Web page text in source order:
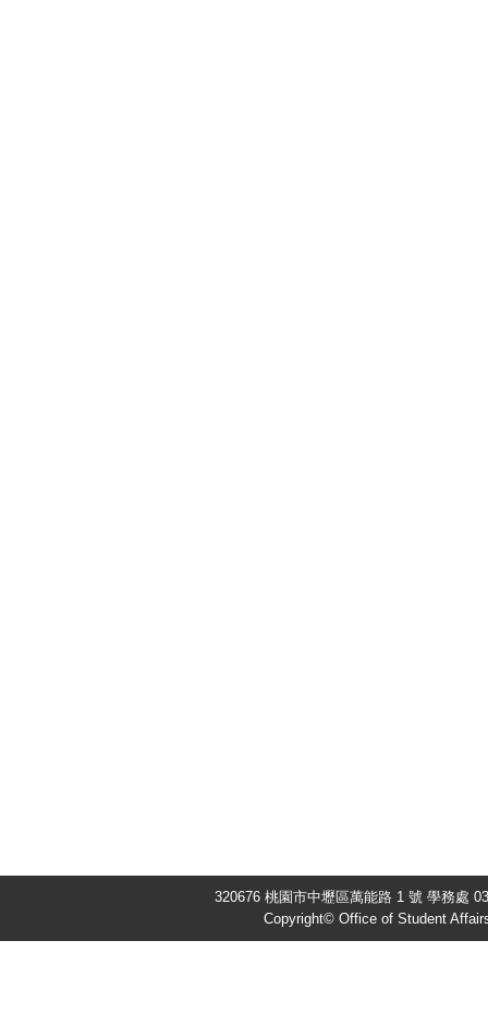
320676 桃園市中壢區萬能路 1 號 學務處
Copyright© Office of Student